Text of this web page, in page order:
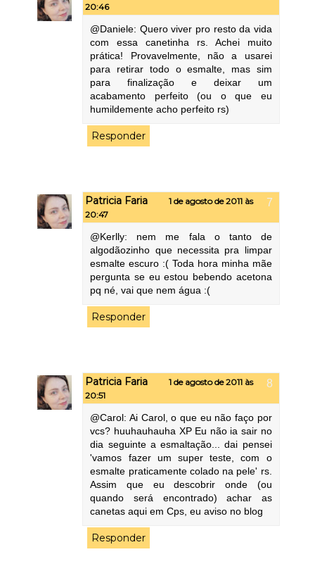
20:46
@Daniele: Quero viver pro resto da vida
com essa canetinha rs. Achei muito
prática! Provavelmente, não a usarei
para retirar todo o esmalte, mas sim
para finalização e deixar um
acabamento perfeito (ou o que eu
humildemente acho perfeito rs)
Responder
Patricia Faria
1 de agosto de 2011 às
20:47
@Kerlly: nem me fala o tanto de
algodãozinho que necessita pra limpar
esmalte escuro :( Toda hora minha mãe
pergunta se eu estou bebendo acetona
pq né, vai que nem água :(
Responder
Patricia Faria
1 de agosto de 2011 às
20:51
@Carol: Ai Carol, o que eu não faço por
vcs? huuhauhauha XP Eu não ia sair no
dia seguinte a esmaltação... dai pensei
'vamos fazer um super teste, com o
esmalte praticamente colado na pele' rs.
Assim que eu descobrir onde (ou
quando será encontrado) achar as
canetas aqui em Cps, eu aviso no blog
Responder